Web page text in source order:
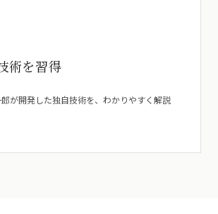
術を習得
が開発した独自技術を、わかりやすく解説